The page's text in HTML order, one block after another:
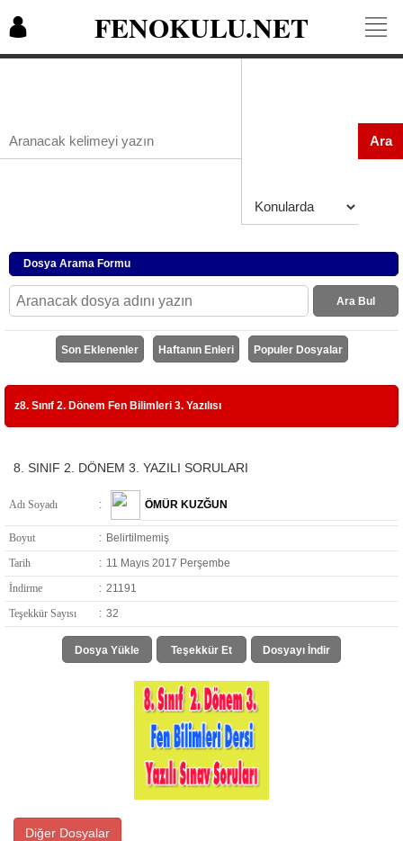
FENOKULU.NET
Ara
Dosya Arama Formu
Ara Bul
Son Eklenenler Haftanın Enleri Populer Dosyalar
z8. Sınıf 2. Dönem Fen Bilimleri 3. Yazılısı
8. SINIF 2. DÖNEM 3. YAZILI SORULARI
Adı Soyadı : ÖMÜR KUZĞUN
Boyut : Belirtilmemiş
Tarih
: 11 Mayıs 2017 Perşembe
İndirme
: 21191
Teşekkür Sayısı
: 32
Dosya Yükle Teşekkür Et Dosyayı İndir
Diğer Dosyalar